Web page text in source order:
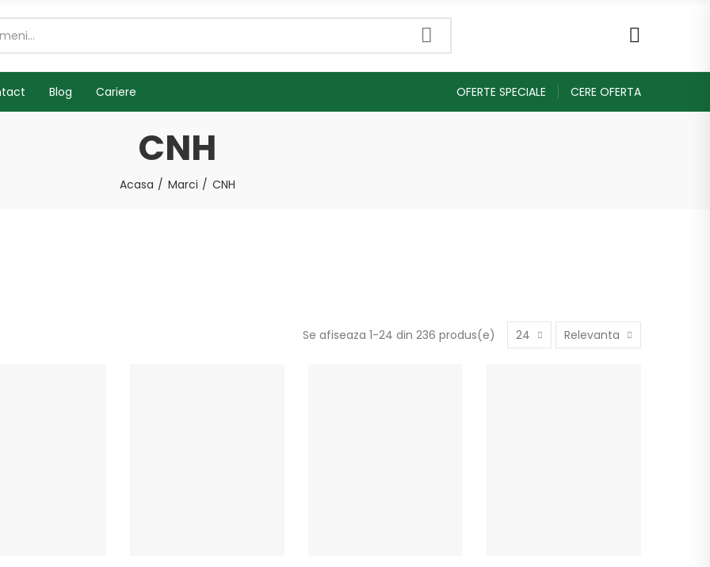
Blog Cariere OFERTE SPECIALE CERE OFERTA
CNH
Acasa Marci CNH
Se afiseaza 1-24 din 236 produs(e) 24 Relevanta